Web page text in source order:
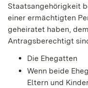
Staatsangehörigkeit
einer ermächtigten
geheiratet haben,
Antragsberechtigt
Die Ehegatten
Wenn beide
Eltern und